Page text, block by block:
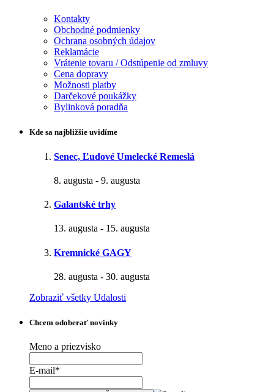
Kontakty
Obchodné podmienky
Ochrana osobných údajov
Reklamácie
Vrátenie tovaru / Odstúpenie od zmluvy
Cena dopravy
Možnosti platby
Darčekové poukážky
Bylinková poradňa
Kde sa najbližšie uvidíme
Senec, Ľudové Umelecké Remeslá
8. augusta - 9. augusta
Galantské trhy
13. augusta - 15. augusta
Kremnické GAGY
28. augusta - 30. augusta
Zobraziť všetky Udalosti
Chcem odoberať novinky
Meno a priezvisko
E-mail*